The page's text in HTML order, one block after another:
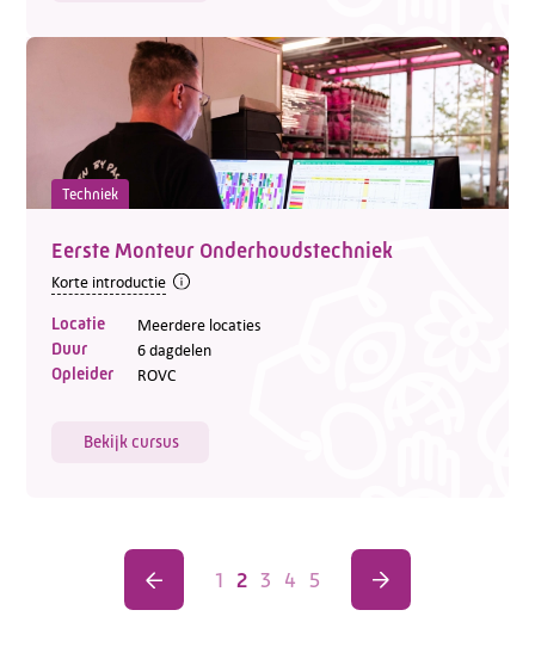
Techniek
Eerste Monteur Onderhoudstechniek
Korte introductie
Locatie Meerdere locaties
Duur 6 dagdelen
Opleider ROVC
Bekijk cursus
1 2 3 4 5